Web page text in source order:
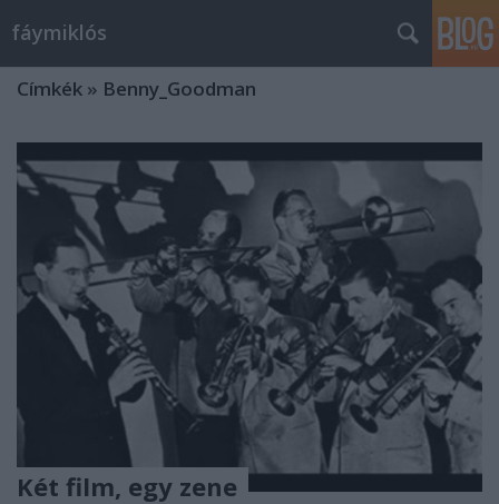
fáymiklós
Címkék » Benny_Goodman
Két film, egy zene